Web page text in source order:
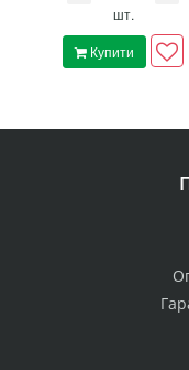
шт.
Купити